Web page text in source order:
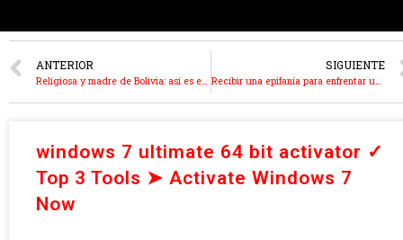
ANTERIOR SIGUIENTE
windows 7 ultimate 64 bit activator ✓
Top 3 Tools ➤ Activate Windows 7
Now